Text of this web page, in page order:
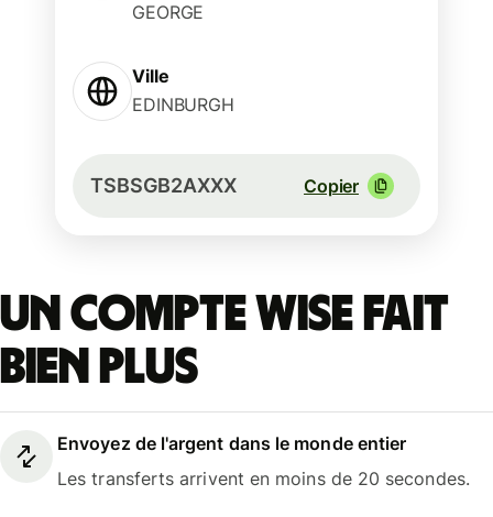
GEORGE
Ville
EDINBURGH
TSBSGB2AXXX Copier
Un compte Wise fait
bien plus
Envoyez de l'argent dans le monde entier
Les transferts arrivent en moins de 20 secondes.